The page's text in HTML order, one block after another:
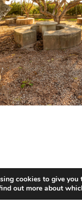
especialment
cookies to give you
out more about